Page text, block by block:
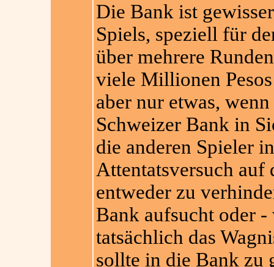
Die Bank ist
Spiels, speziell für
über mehrere
viele Millionen
aber nur etwas,
Schweizer Bank in
die anderen Spieler
Attentatsversuch auf
entweder zu
Bank aufsucht oder -
tatsächlich das
sollte in die Bank zu